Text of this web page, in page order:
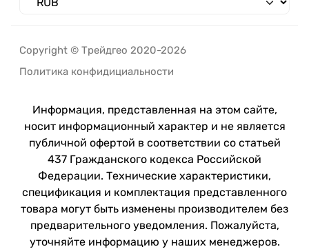
Copyright © Трейдгео 2020-2026
Политика конфидициальности
Информация, представленная на этом сайте,
носит информационный характер и не является
публичной офертой в соответствии со статьей
437 Гражданского кодекса Российской
Федерации. Технические характеристики,
спецификация и комплектация представленного
товара могут быть изменены производителем без
предварительного уведомления. Пожалуйста,
уточняйте информацию у наших менеджеров.